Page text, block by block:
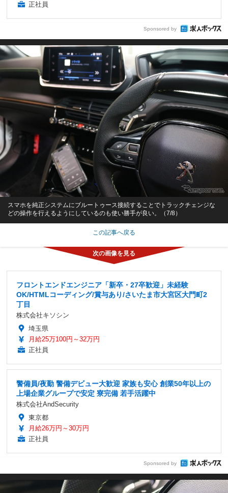
正社員
Sponsored by
スマホを純正システムにブルートゥース接続することでトラックチェンジな
どの操作を行えるようにしているのも使い勝手が良い。（7/8）
この記事へ戻る
フロントエンドエンジニア「新卒・27卒歓迎」未経験
OK/HTMLコーディング/賞与あり/さいたま市大宮区大門町2
丁目
株式会社キソシン
埼玉県
月給25万100円～32万円
正社員
警備員/夜勤 警備デビュー大歓迎 家族も安心 創業50年以上の
上場企業グループで安定 寮完備 若手活躍中
株式会社AndSecurity
東京都
月給26万円～30万円
正社員
Sponsored by